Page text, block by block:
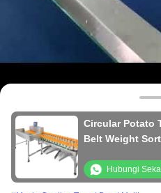
Circular Potato
Belt Weight
Hubungi